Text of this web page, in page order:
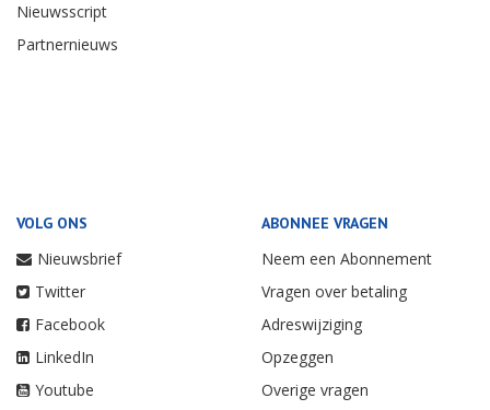
Nieuwsscript
Partnernieuws
VOLG ONS
Nieuwsbrief
Twitter
Facebook
LinkedIn
Youtube
ABONNEE VRAGEN
Neem een Abonnement
Vragen over betaling
Adreswijziging
Opzeggen
Overige vragen